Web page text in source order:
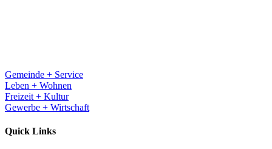
Gemeinde + Service
Leben + Wohnen
Freizeit + Kultur
Gewerbe + Wirtschaft
Quick Links